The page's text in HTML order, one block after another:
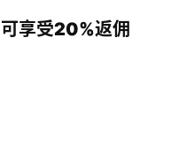
享受20%返佣